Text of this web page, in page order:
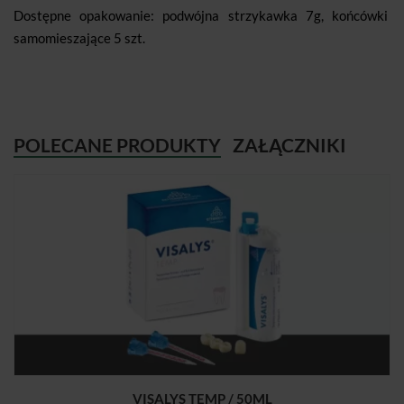
Dostępne opakowanie: podwójna strzykawka 7g, końcówki
samomieszające 5 szt.
POLECANE PRODUKTY ZAŁĄCZNIKI
VISALYS TEMP / 50ML